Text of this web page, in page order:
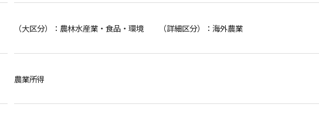
（大区分）：農林水産業・食品・環境 （詳細区分）：海外農業
農業所得